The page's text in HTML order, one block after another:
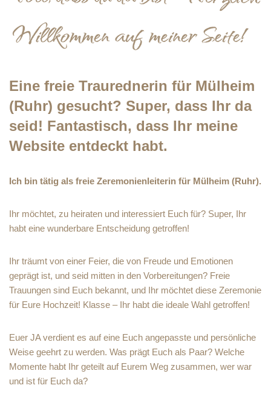
Eine freie Traurednerin für Mülheim
(Ruhr) gesucht? Super, dass Ihr da
seid! Fantastisch, dass Ihr meine
Website entdeckt habt.
Ich bin tätig als freie Zeremonienleiterin für Mülheim (Ruhr).
Ihr möchtet, zu heiraten und interessiert Euch für? Super, Ihr
habt eine wunderbare Entscheidung getroffen!
Ihr träumt von einer Feier, die von Freude und Emotionen
geprägt ist, und seid mitten in den Vorbereitungen? Freie
Trauungen sind Euch bekannt, und Ihr möchtet diese Zeremonie
für Eure Hochzeit! Klasse – Ihr habt die ideale Wahl getroffen!
Euer JA verdient es auf eine Euch angepasste und persönliche
Weise geehrt zu werden. Was prägt Euch als Paar? Welche
Momente habt Ihr geteilt auf Eurem Weg zusammen, wer war
und ist für Euch da?